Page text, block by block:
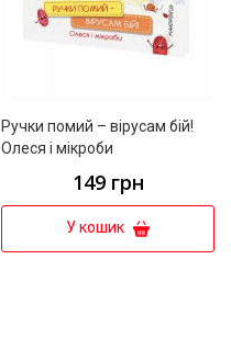
Ручки помий – вірусам бій!
Олеся і мікроби
149 грн
У кошик